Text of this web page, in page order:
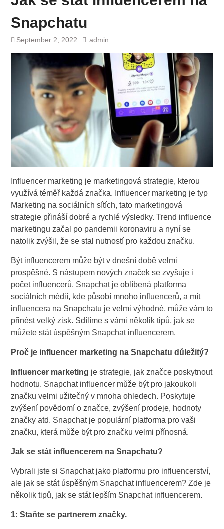
Snapchatu
September 2, 2022 admin
Influencer marketing je marketingová strategie, kterou
využívá téměř každá značka. Influencer marketing je typ
Marketing na sociálních sítích, tato marketingová
strategie přináší dobré a rychlé výsledky. Trend influence
marketingu začal po pandemii koronaviru a nyní se
natolik zvýšil, že se stal nutností pro každou značku.
Být influencerem může být v dnešní době velmi
prospěšné. S nástupem nových značek se zvyšuje i
počet influencerů. Snapchat je oblíbená platforma
sociálních médií, kde působí mnoho influencerů, a mít
influencera na Snapchatu je velmi výhodné, může vám to
přinést velký zisk. Sdílíme s vámi několik tipů, jak se
můžete stát úspěšným Snapchat influencerem.
Proč je influencer marketing na Snapchatu důležitý?
Influencer marketing je strategie, jak značce poskytnout
hodnotu. Snapchat influencer může být pro jakoukoli
značku velmi užitečný v mnoha ohledech. Poskytuje
zvýšení povědomí o značce, zvýšení prodeje, hodnoty
značky atd. Snapchat je populární platforma pro vaši
značku, která může být pro značku velmi přínosná.
Jak se stát influencerem na Snapchatu?
Vybrali jste si Snapchat jako platformu pro influencerství,
ale jak se stát úspěšným Snapchat influencerem? Zde je
několik tipů, jak se stát lepším Snapchat influencerem.
1: Staňte se partnerem značky.